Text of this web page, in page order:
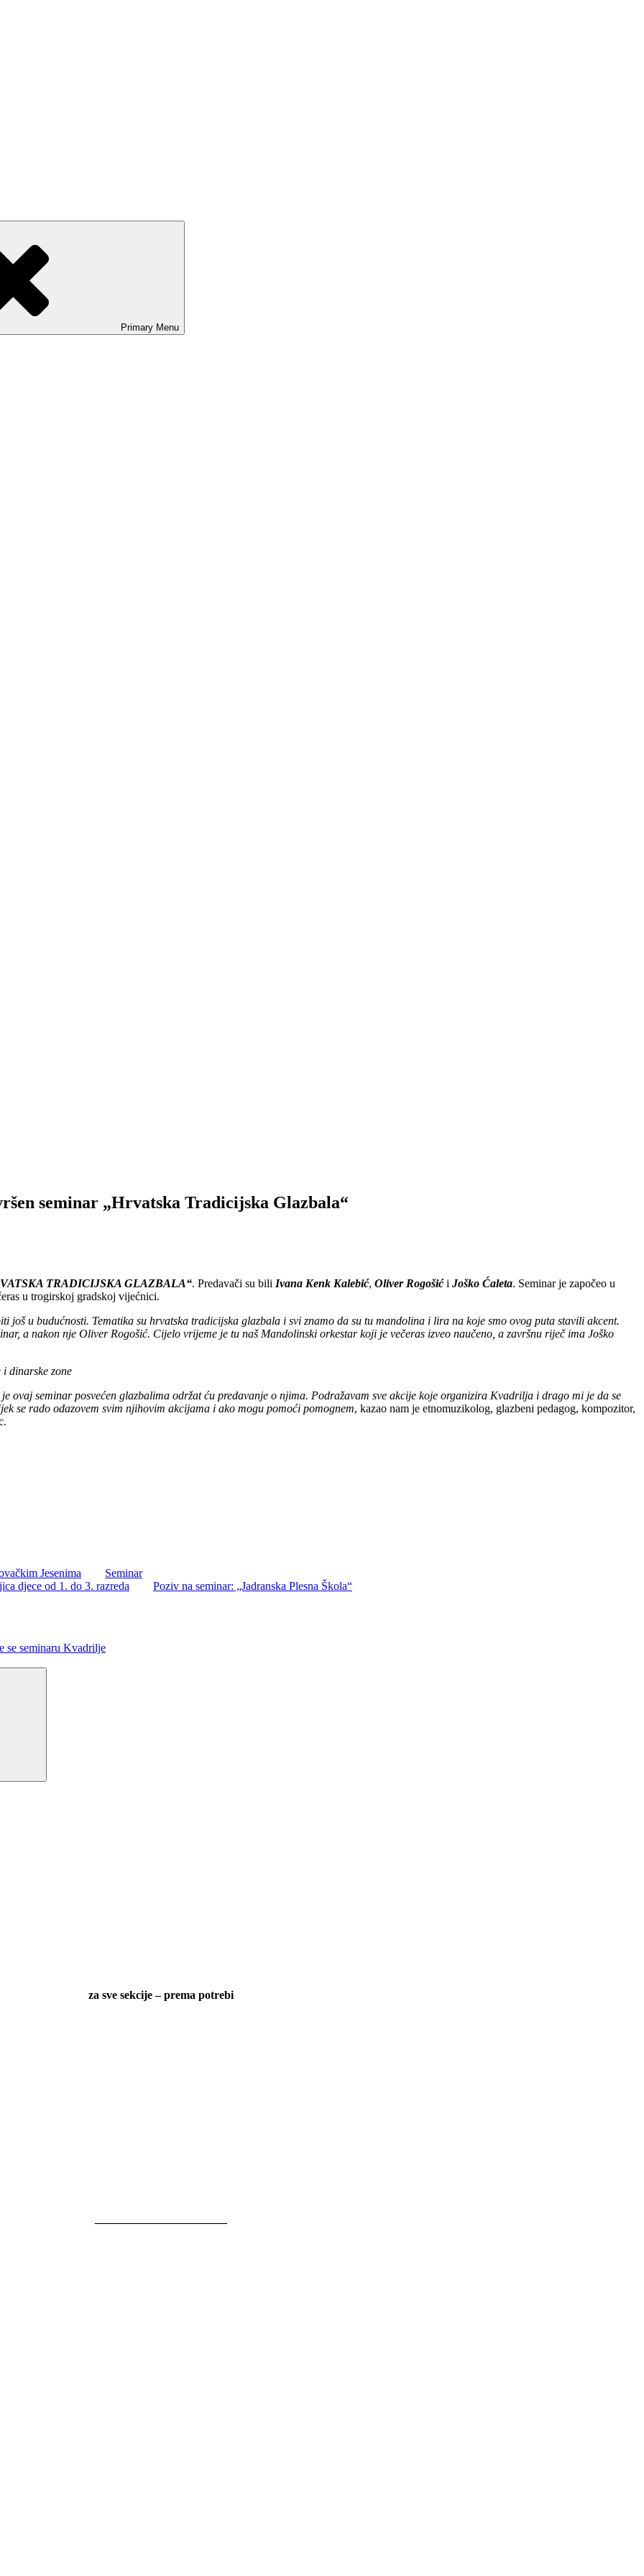
Primary Menu
seminar „Hrvatska Tradicijska Glazbala“
TRADICIJSKA GLAZBALA“. Predavači su bili Ivana Kenk Kalebić, Oliver Rogošići Joško Ćaleta. Seminar je započeo u
u trogirskoj gradskoj vijećnici.
još u budućnosti. Tematika su hrvatska tradicijska glazbala i svi znamo da su tu mandolina i lira na koje smo ovog puta stavili akcent.
a nakon nje Oliver Rogošić. Cijelo vrijeme je tu naš Mandolinski orkestar koji je večeras izveo naučeno, a završnu riječ ima Joško
dinarske zone
ovaj seminar posvećen glazbalima održat ću predavanje o njima. Podražavam sve akcije koje organizira Kvadrilja i drago mi je da se
se rado odazovem svim njihovim akcijama i ako mogu pomoći pomognem, kazao nam je etnomuzikolog, glazbeni pedagog, kompozitor,
Jesenima
Seminar
djece od 1. do 3. razreda
Poziv na seminar: „Jadranska Plesna Škola“
seminaru KvadriljePrevious
za sve sekcije – prema potrebi
———————————–